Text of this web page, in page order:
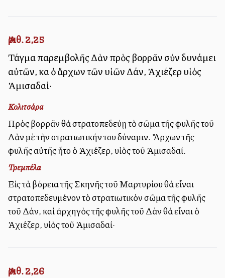
Ἀριθ. 2,25
Τάγμα παρεμβολῆς Δὰν πρὸς βορρᾶν σὺν δυνάμει
αὐτῶν, καὶ ὁ ἄρχων τῶν υἱῶν Δάν, Ἀχιέζερ υἱὸς
Ἀμισαδαί·
Κολιτσάρα
Πρὸς βορρᾶν θὰ στρατοπεδεύῃ τὸ σῶμα τῆς φυλῆς τοῦ
Δὰν μὲ τὴν στρατιωτικήν του δύναμιν. Ἄρχων τῆς
φυλῆς αὐτῆς ἦτο ὁ Ἀχιέζερ, υἱὸς τοῦ Ἀμισαδαί.
Τρεμπέλα
Εἰς τὰ βόρεια τῆς Σκηνῆς τοῦ Μαρτυρίου θὰ εἶναι
στρατοπεδευμένον τὸ στρατιωτικὸν σῶμα τῆς φυλῆς
τοῦ Δάν, καὶ ἀρχηγὸς τῆς φυλῆς τοῦ Δὰν θὰ εἶναι ὁ
Ἀχιέζερ, υἱὸς τοῦ Ἀμισαδαί·
Ἀριθ. 2,26